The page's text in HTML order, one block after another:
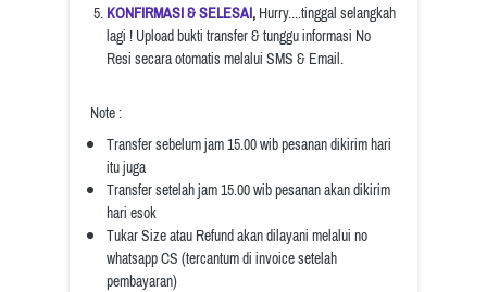
KONFIRMASI & SELESAI, Hurry....tinggal selangkah
lagi ! Upload bukti transfer & tunggu informasi No
Resi secara otomatis melalui SMS & Email.
Note :
Transfer sebelum jam 15.00 wib pesanan dikirim hari
itu juga
Transfer setelah jam 15.00 wib pesanan akan dikirim
hari esok
Tukar Size atau Refund akan dilayani melalui no
whatsapp CS (tercantum di invoice setelah
pembayaran)